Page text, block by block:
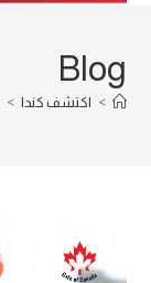
Blog
> اكتشف كندا >